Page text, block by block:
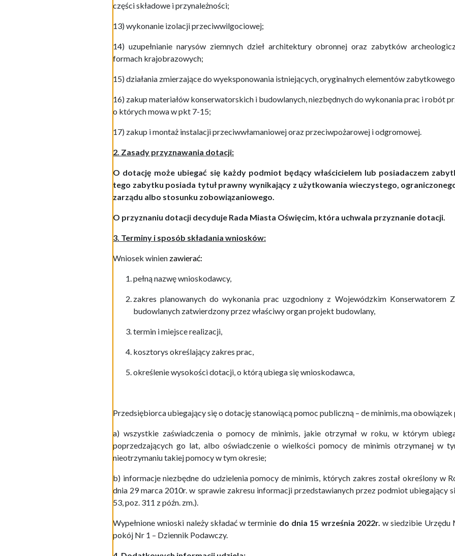
części składowe i przynależności;
13) wykonanie izolacji przeciwwilgociowej;
14) uzupełnianie narysów ziemnych dzieł architektury obronnej oraz zabytków
formach krajobrazowych;
15) działania zmierzające do wyeksponowania istniejących, oryginalnych elementów
16) zakup materiałów konserwatorskich i budowlanych, niezbędnych do wykonania prac i robót
o których mowa w pkt 7-15;
17) zakup i montaż instalacji przeciwwłamaniowej oraz przeciwpożarowej i odgromowej.
2. Zasady przyznawania dotacji:
O dotację może ubiegać się każdy podmiot będący właścicielem lub posiadaczem
tego zabytku posiada tytuł prawny wynikający z użytkowania wieczystego,
zarządu albo stosunku zobowiązaniowego.
O przyznaniu dotacji decyduje Rada Miasta Oświęcim, która uchwala przyznanie dotacji.
3. Terminy i sposób składania wniosków:
Wniosek winien zawierać:
pełną nazwę wnioskodawcy,
zakres planowanych do wykonania prac uzgodniony z Wojewódzkim
budowlanych zatwierdzony przez właściwy organ projekt budowlany,
termin i miejsce realizacji,
kosztorys określający zakres prac,
określenie wysokości dotacji, o którą ubiega się wnioskodawca,
Przedsiębiorca ubiegający się o dotację stanowiącą pomoc publiczną – de minimis, ma obowiązek
a) wszystkie zaświadczenia o pomocy de minimis, jakie otrzymał w roku, w którym
poprzedzających go lat, albo oświadczenie o wielkości pomocy de minimis otrzymanej w
nieotrzymaniu takiej pomocy w tym okresie;
b) informacje niezbędne do udzielenia pomocy de minimis, których zakres został określony w
dnia 29 marca 2010r. w sprawie zakresu informacji przedstawianych przez podmiot ubiegający
53, poz. 311 z późn. zm.).
Wypełnione wnioski należy składać w terminie do dnia 15 września 2022r. w siedzibie Urzędu
pokój Nr 1 – Dziennik Podawczy.